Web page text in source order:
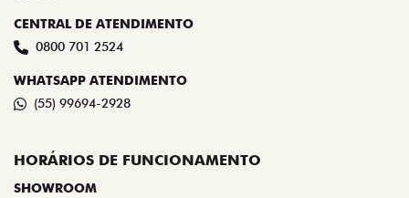
CENTRAL DE ATENDIMENTO
0800 701 2524
WHATSAPP ATENDIMENTO
(55) 99694-2928
HORÁRIOS DE FUNCIONAMENTO
SHOWROOM